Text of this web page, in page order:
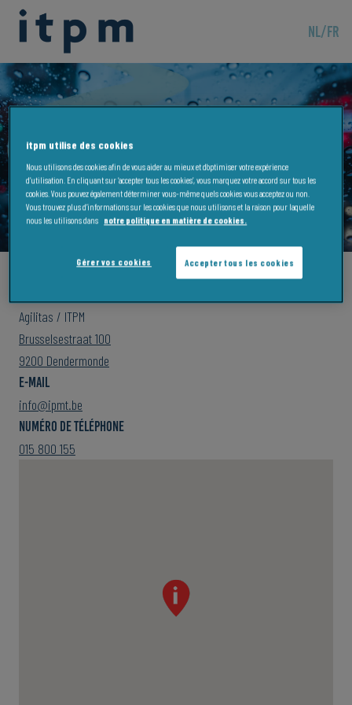
NL/FR
ITPM Termonde
Agilitas / ITPM
Brusselsestraat 100
9200 Dendermonde
E-mail
info@ipmt.be
numéro de téléphone
015 800 155
itpm utilise des cookies
Nous utilisons des cookies afin de vous aider au mieux et d’optimiser votre expérience
d’utilisation. En cliquant sur ‘accepter tous les cookies’, vous marquez votre accord sur tous les
cookies. Vous pouvez également déterminer vous-même quels cookies vous acceptez ou non.
Vous trouvez plus d’informations sur les cookies que nous utilisons et la raison pour laquelle
nous les utilisons dans
notre politique en matière de cookies.
Accepter tous les cookies
Gérer vos cookies